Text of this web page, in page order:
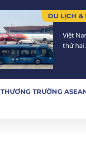
DU LỊCH &
Việt
thứ hai
THƯƠNG TRƯỜNG